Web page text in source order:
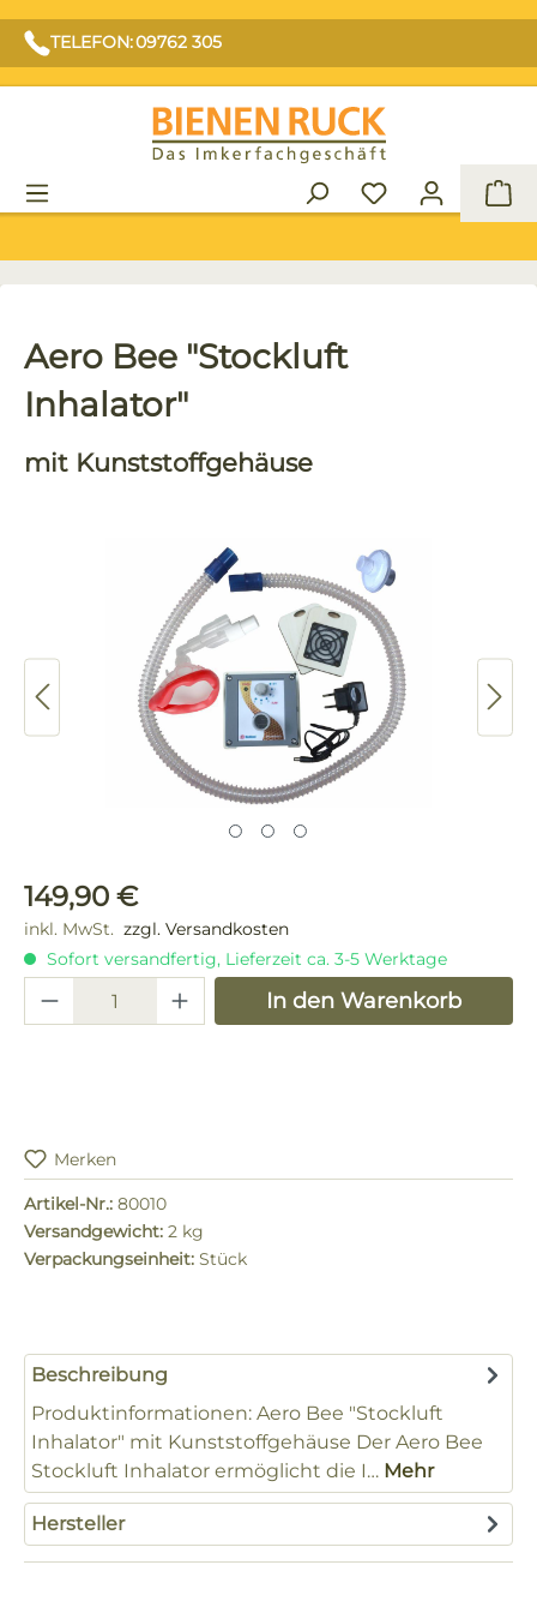
TELEFON: 09762 305
Aero Bee "Stockluft
Inhalator"
mit Kunststoffgehäuse
Bildergalerie überspringen
Regulärer Preis:
149,90 €
inkl. MwSt. zzgl. Versandkosten
Sofort versandfertig, Lieferzeit ca. 3-5 Werktage
Produkt Anzahl: Gib denIn den Warenkorb
Merken
Artikel-Nr.: 80010
Versandgewicht: 2 kg
Verpackungseinheit: Stück
Beschreibung
Produktinformationen: Aero Bee "Stockluft
Inhalator" mit Kunststoffgehäuse Der Aero Bee
Stockluft Inhalator ermöglicht die I… Mehr
Hersteller